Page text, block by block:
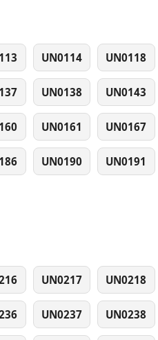
UN0114 UN0118
UN0138 UN0143
UN0161 UN0167
UN0190 UN0191
UN0217 UN0218
UN0237 UN0238